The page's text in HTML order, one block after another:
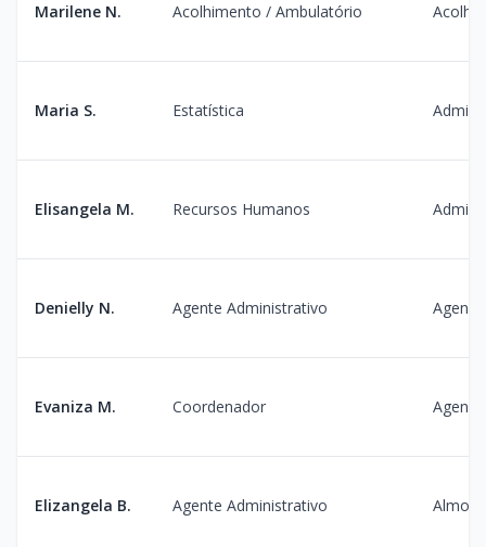
Marilene N. Acolhimento / Ambulatório
Maria S. Estatística
Elisangela M. Recursos Humanos
Denielly N. Agente Administrativo
Evaniza M. Coordenador
Elizangela B. Agente Administrativo